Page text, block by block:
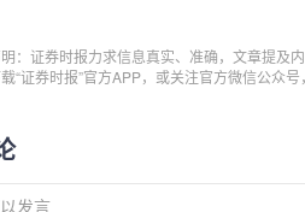
：证券时报力求信息真实、准确，文章提及
“证券时报”官方APP，或关注官方微信公众
发言